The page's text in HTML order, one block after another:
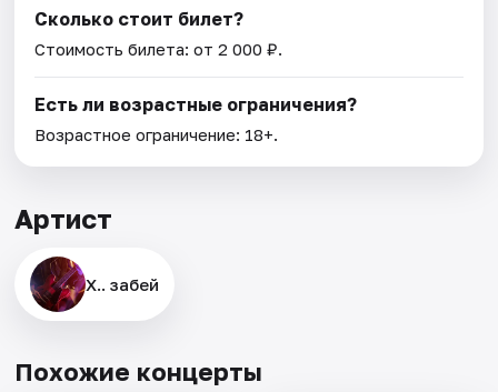
Сколько стоит билет?
Стоимость билета: от 2 000 ₽.
Есть ли возрастные ограничения?
Возрастное ограничение: 18+.
Артист
Х.. забей
Похожие концерты